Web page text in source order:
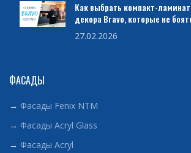
Как выбрать компакт-
декора Bravo, которые не
27.02.2026
ФАСАДЫ
→ Фасады Fenix NTM
→ Фасады Acryl Glass
→ Фасады Acryl